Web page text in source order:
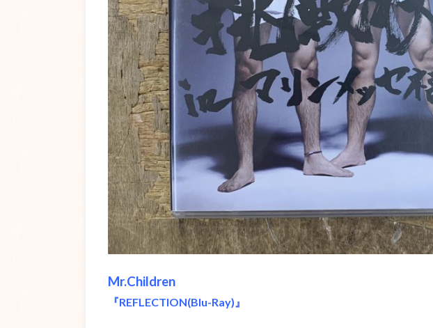
Mr.Children
『REFLECTION(Blu-Ray)』